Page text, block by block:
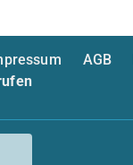
AGB